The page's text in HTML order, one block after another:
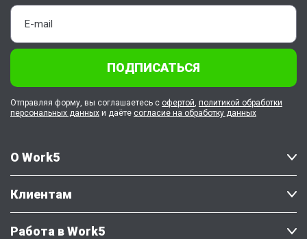
О Work5
Клиентам
Работа в Work5
ПОДПИСАТЬСЯ
Отправляя форму, вы соглашаетесь с офертой, политикой обработки
персональных данных и даёте согласие на обработку данных